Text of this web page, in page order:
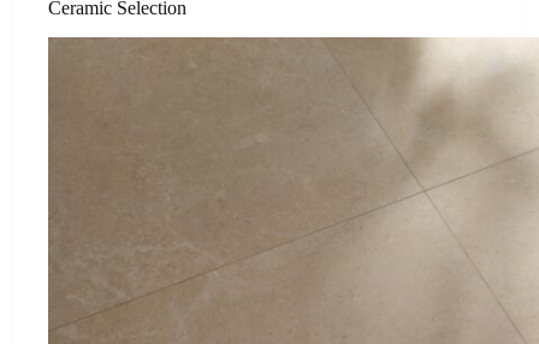
Ceramic Selection